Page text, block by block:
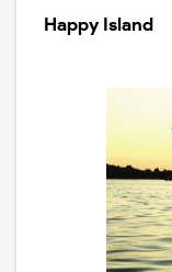
Happy Island